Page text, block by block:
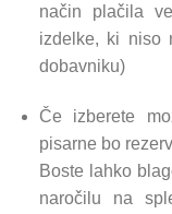
način plačila
izdelke, ki niso
dobavniku)
Če izberete
pisarne bo
Boste lahko
naročilu na